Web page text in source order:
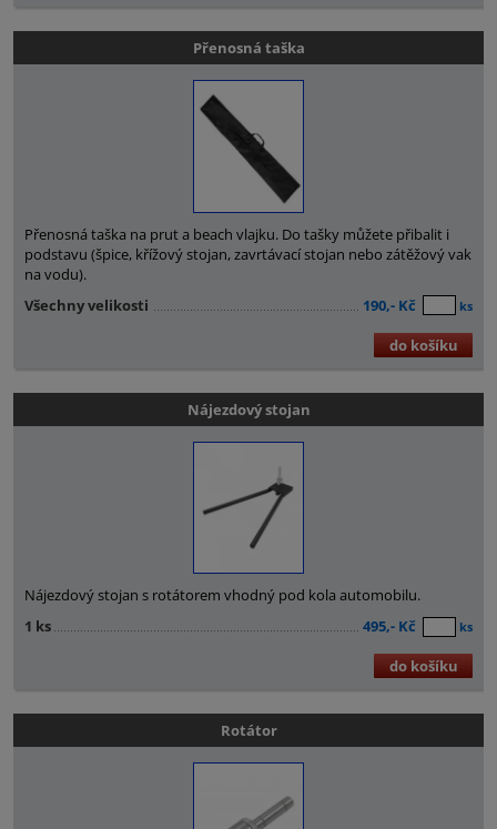
Přenosná taška
Přenosná taška na prut a beach vlajku. Do tašky můžete přibalit i
podstavu (špice, křížový stojan, zavrtávací stojan nebo zátěžový vak
na vodu).
Všechny velikosti
190,- Kč ks
do košíku
Nájezdový stojan
Nájezdový stojan s rotátorem vhodný pod kola automobilu.
1 ks
495,- Kč ks
do košíku
Rotátor